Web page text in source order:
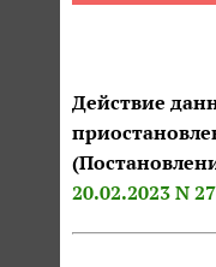
Действие
20.02.2023 N